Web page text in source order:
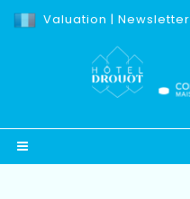
Valuation | Newsletter